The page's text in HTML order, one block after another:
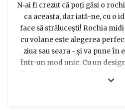
N-ai fi crezut că poți găsi o
ca aceasta, dar iată-ne, cu o
face să strălucești! Rochia
cu volane este alegerea
ziua sau seara - și va pune în
într-un mod unic. Cu un
vibrantă de roșu, această